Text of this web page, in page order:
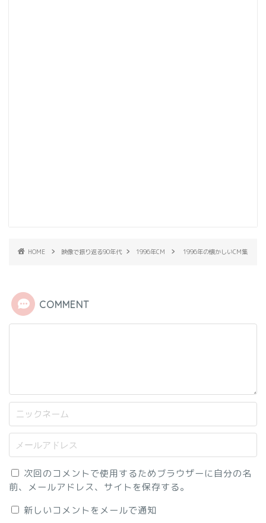
HOME 映像で振り返る90年代 1996年CM 1996年の懐かしいCM集
COMMENT
次回のコメントで使用するためブラウザーに自分の名
前、メールアドレス、サイトを保存する。
新しいコメントをメールで通知